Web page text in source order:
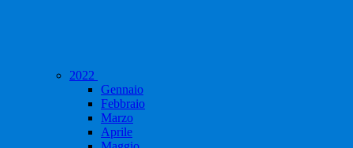
2022
Gennaio
Febbraio
Marzo
Aprile